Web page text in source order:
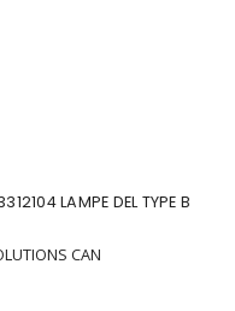
LAMPE DEL TYPE B
CAN